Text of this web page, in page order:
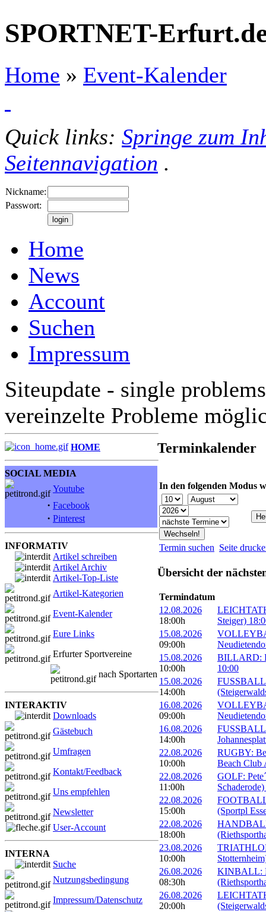
SPORTNET-
Home » Event-Kalender
Quick links: Springe zum
Seitennavigation .
Nickname:
Passwort:
Home
News
Account
Suchen
Impressum
Siteupdate - single
vereinzelte Probleme
HOME
SOCIAL MEDIA
Youtube
· Facebook
· Pinterest
INFORMATIV
Artikel schreiben
Artikel Archiv
Artikel-Top-Liste
Artikel-Kategorien
Event-Kalender
Eure Links
Erfurter Sportvereine
nach Sportarten
INTERAKTIV
Downloads
Gästebuch
Umfragen
Kontakt/Feedback
Uns empfehlen
Newsletter
User-Account
INTERNA
Suche
Nutzungsbedingung
Impressum/Datenschutz
Terminkalender
In den folgenden Modus
Termin suchen Seite
Übersicht der
Termindatum
12.08.2026
18:00h
Steiger)
15.08.2026
09:00h
15.08.2026
10:00h
BILLARD:
10:00
15.08.2026
14:00h
16.08.2026
09:00h
16.08.2026
14:00h
22.08.2026
10:00h
RUGBY:
Beach Club
22.08.2026
11:00h
GOLF:
22.08.2026
15:00h
(Sportpl
22.08.2026
18:00h
23.08.2026
10:00h
26.08.2026
08:30h
KINBALL:
26.08.2026
20:00h